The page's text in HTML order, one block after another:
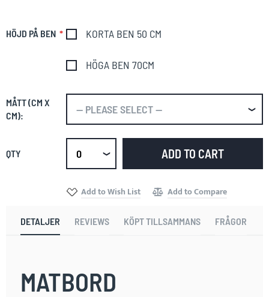
HÖJD PÅ BEN KORTA BEN 50 CM
HÖGA BEN 70CM
MÅTT (CM X
CM):
QTY ADD TO CART
Add to Wish List Add to Compare
DETALJER REVIEWS KÖPT TILLSAMMANS FRÅGOR
MATBORD